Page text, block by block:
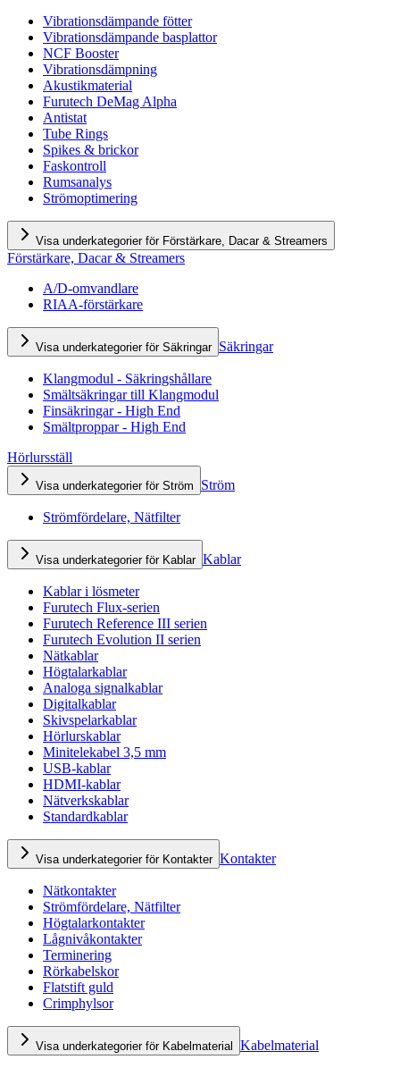
Vibrationsdämpande fötter
Vibrationsdämpande basplattor
NCF Booster
Vibrationsdämpning
Akustikmaterial
Furutech DeMag Alpha
Antistat
Tube Rings
Spikes & brickor
Faskontroll
Rumsanalys
Strömoptimering
Visa underkategorier för Förstärkare, Dacar & Streamers
Förstärkare, Dacar & Streamers
A/D-omvandlare
RIAA-förstärkare
Visa underkategorier för Säkringar Säkringar
Klangmodul - Säkringshållare
Smältsäkringar till Klangmodul
Finsäkringar - High End
Smältproppar - High End
Hörlursställ
Visa underkategorier för Ström Ström
Strömfördelare, Nätfilter
Visa underkategorier för Kablar Kablar
Kablar i lösmeter
Furutech Flux-serien
Furutech Reference III serien
Furutech Evolution II serien
Nätkablar
Högtalarkablar
Analoga signalkablar
Digitalkablar
Skivspelarkablar
Hörlurskablar
Minitelekabel 3,5 mm
USB-kablar
HDMI-kablar
Nätverkskablar
Standardkablar
Visa underkategorier för Kontakter Kontakter
Nätkontakter
Strömfördelare, Nätfilter
Högtalarkontakter
Lågnivåkontakter
Terminering
Rörkabelskor
Flatstift guld
Crimphylsor
Visa underkategorier för Kabelmaterial Kabelmaterial